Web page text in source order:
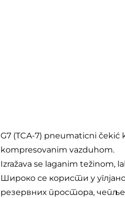
G7 (TCA-7) pneumaticni
kompresovanim vazduhom.
Izražava se laganim težinom,
Широко се користи у
резервних простора,